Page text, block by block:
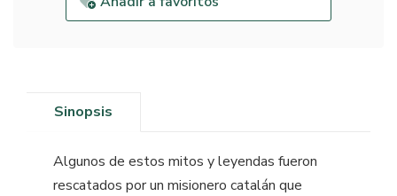
Sinopsis
Algunos de estos mitos y leyendas fueron
rescatados por un misionero catalán que